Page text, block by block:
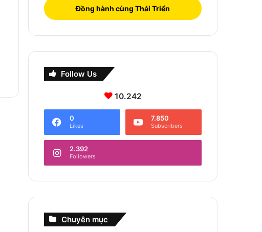
Đồng hành cùng Thái Triển
Follow Us
10.242
0
Likes
7.850
Subscribers
2.392
Followers
Chuyên mục